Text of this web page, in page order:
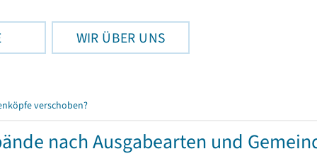
WIR ÜBER UNS
verschoben?
nach Ausgabearten und